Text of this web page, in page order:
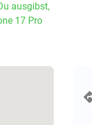
ausgibst,
17 Pro